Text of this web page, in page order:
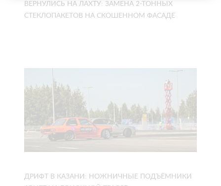
ВЕРНУЛИСЬ НА ЛАХТУ: ЗАМЕНА 2-ТОННЫХ
СТЕКЛОПАКЕТОВ НА СКОШЕННОМ ФАСАДЕ
ДРИФТ В КАЗАНИ: НОЖНИЧНЫЕ ПОДЪЁМНИКИ